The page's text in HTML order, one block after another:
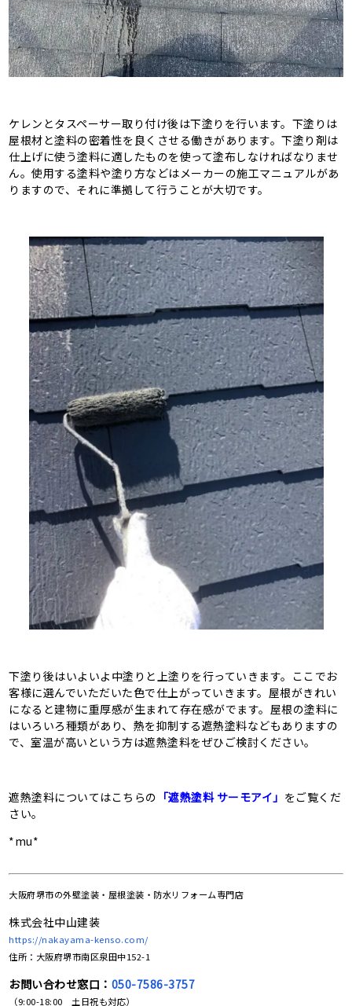
ケレンとタスペーサー取り付け後は下塗りを行います。下塗りは
屋根材と塗料の密着性を良くさせる働きがあります。下塗り剤は
仕上げに使う塗料に適したものを使って塗布しなければなりませ
ん。使用する塗料や塗り方などはメーカーの施工マニュアルがあ
りますので、それに準拠して行うことが大切です。
下塗り後はいよいよ中塗りと上塗りを行っていきます。ここでお
客様に選んでいただいた色で仕上がっていきます。屋根がきれい
になると建物に重厚感が生まれて存在感がでます。屋根の塗料に
はいろいろ種類があり、熱を抑制する遮熱塗料などもありますの
で、室温が高いという方は遮熱塗料をぜひご検討ください。
遮熱塗料についてはこちらの 「遮熱塗料 サーモアイ」 をご覧くだ
さい。
*mu*
大阪府堺市の外壁塗装・屋根塗装・防水リフォーム専門店
株式会社中山建装
https://nakayama-kenso.com/
住所：大阪府堺市南区泉田中152-1
お問い合わせ窓口： 050-7586-3757
（9:00-18:00 土日祝も対応）